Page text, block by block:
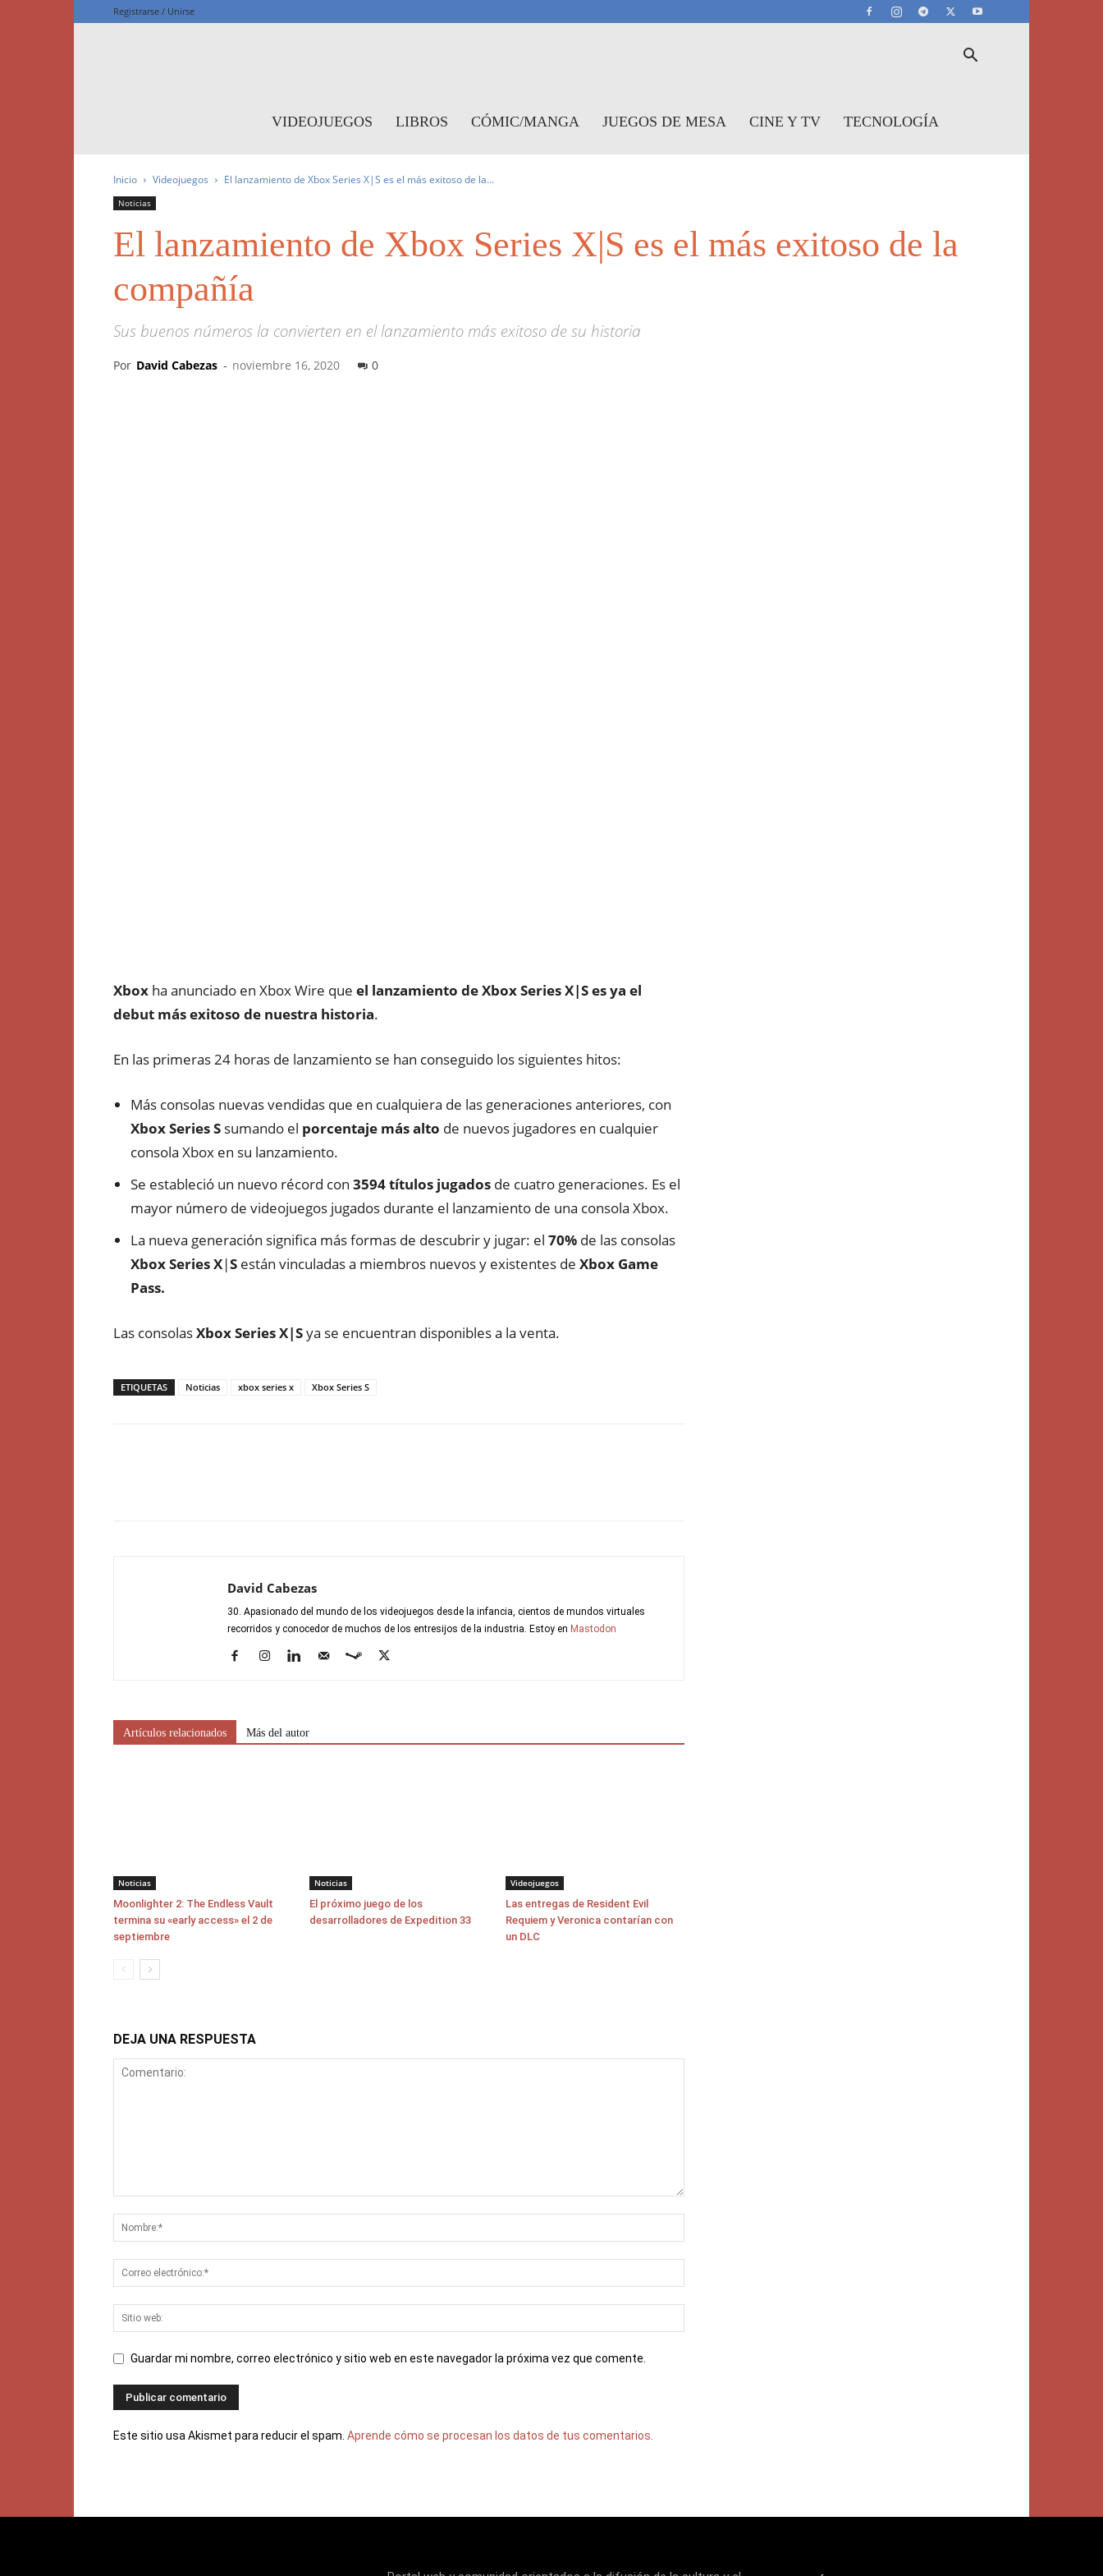
Registrarse / Unirse
VIDEOJUEGOS LIBROS CÓMIC/MANGA JUEGOS DE MESA CINE Y TV TECNOLOGÍA
Inicio Videojuegos El lanzamiento de Xbox Series X|S es el más exitoso de la...
Noticias
El lanzamiento de Xbox Series X|S es el más exitoso de la
compañía
Sus buenos números la convierten en el lanzamiento más exitoso de su historia
Por David Cabezas - noviembre 16, 2020 0
Xbox ha anunciado en Xbox Wire que el lanzamiento de Xbox Series X|S es ya el
debut más exitoso de nuestra historia.
En las primeras 24 horas de lanzamiento se han conseguido los siguientes hitos:
Más consolas nuevas vendidas que en cualquiera de las generaciones anteriores, con
Xbox SeriesS sumando el porcentaje másalto de nuevos jugadores en cualquier
consola Xbox en su lanzamiento.
Se estableció un nuevo récord con 3594 títulos jugados de cuatro generaciones. Es el
mayor número de videojuegos jugados durante el lanzamiento de una consola Xbox.
La nueva generación significa más formas de descubrir y jugar: el 70% de las consolas
Xbox SeriesX|S están vinculadas a miembros nuevos y existentes de Xbox Game
Pass.
Las consolasXbox Series X|Sya se encuentran disponibles a la venta.
ETIQUETAS Noticias xbox series x Xbox Series S
David Cabezas
30. Apasionado del mundo de los videojuegos desde la infancia, cientos de mundos virtuales
recorridos y conocedor de muchos de los entresijos de la industria. Estoy en Mastodon
Artículos relacionados Más del autor
Noticias
Moonlighter 2: The Endless Vault
termina su «early access» el 2 de
septiembre
Noticias
El próximo juego de los
desarrolladores de Expedition 33
Videojuegos
Las entregas de Resident Evil
Requiem y Veronica contarían con
un DLC
DEJA UNA RESPUESTA
Guardar mi nombre, correo electrónico y sitio web en este navegador la próxima vez que comente.
Este sitio usa Akismet para reducir el spam. Aprende cómo se procesan los datos de tus comentarios.